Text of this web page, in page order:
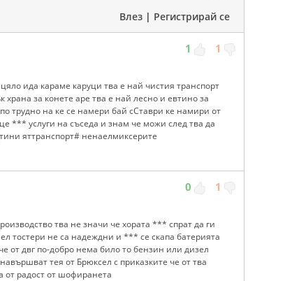
Влез | Регистрирай се
1 1
ида караме каруци тва е най чистия транспорт
за конете аре тва е най лесно и евтино за
трудно на ке се намери бай сСтаври ке намири от
*** услуги на съседа и знам че можи след тва да
яттранспорт# ненаелмиксерите
0 1
тва не значи че хората *** спрат да ги
тостери не са надеждни и *** се скапа батерията
от двг по-добро нема било то бензин или дизел
тея от Брюксел с приказките че от тва
от радост от шофиранета